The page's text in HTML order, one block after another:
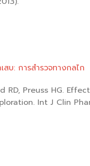
บ: การสำรวจทางกลไก
RD, Preuss HG.
Int J Clin